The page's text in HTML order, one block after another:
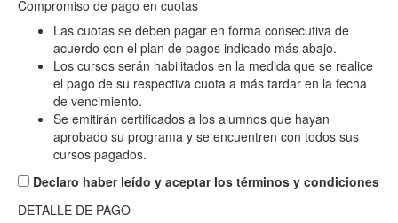
Compromiso de pago en cuotas
Las cuotas se deben pagar en forma consecutiva de
acuerdo con el plan de pagos indicado más abajo.
Los cursos serán habilitados en la medida que se realice
el pago de su respectiva cuota a más tardar en la fecha
de vencimiento.
Se emitirán certificados a los alumnos que hayan
aprobado su programa y se encuentren con todos sus
cursos pagados.
Declaro haber leído y aceptar los términos y condiciones
DETALLE DE PAGO